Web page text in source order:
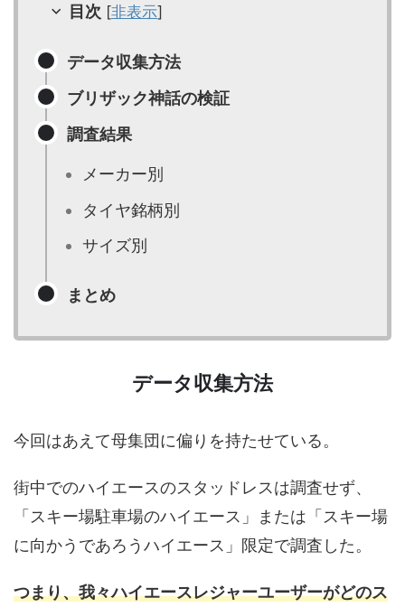
目次 [非表示]
データ収集方法
ブリザック神話の検証
調査結果
メーカー別
タイヤ銘柄別
サイズ別
まとめ
データ収集方法
今回はあえて母集団に偏りを持たせている。
街中でのハイエースのスタッドレスは調査せず、
「スキー場駐車場のハイエース」または「スキー場
に向かうであろうハイエース」限定で調査した。
つまり、我々ハイエースレジャーユーザーがどのス